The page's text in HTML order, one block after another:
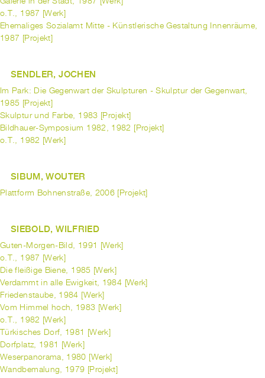
o.T., 1987 [Werk]
Ehemaliges Sozialamt Mitte - Künstlerische Gestaltung Innenräume,
1987 [Projekt]
SENDLER, JOCHEN
Im Park: Die Gegenwart der Skulpturen - Skulptur der Gegenwart,
1985 [Projekt]
Skulptur und Farbe, 1983 [Projekt]
Bildhauer-Symposium 1982, 1982 [Projekt]
o.T., 1982 [Werk]
SIBUM, WOUTER
Plattform Bohnenstraße, 2006 [Projekt]
SIEBOLD, WILFRIED
Guten-Morgen-Bild, 1991 [Werk]
o.T., 1987 [Werk]
Die fleißige Biene, 1985 [Werk]
Verdammt in alle Ewigkeit, 1984 [Werk]
Friedenstaube, 1984 [Werk]
Vom Himmel hoch, 1983 [Werk]
o.T., 1982 [Werk]
Türkisches Dorf, 1981 [Werk]
Dorfplatz, 1981 [Werk]
Weserpanorama, 1980 [Werk]
Wandbemalung, 1979 [Projekt]